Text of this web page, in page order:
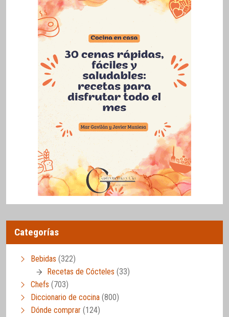
Categorías
Bebidas (322)
Recetas de Cócteles (33)
Chefs (703)
Diccionario de cocina (800)
Dónde comprar (124)